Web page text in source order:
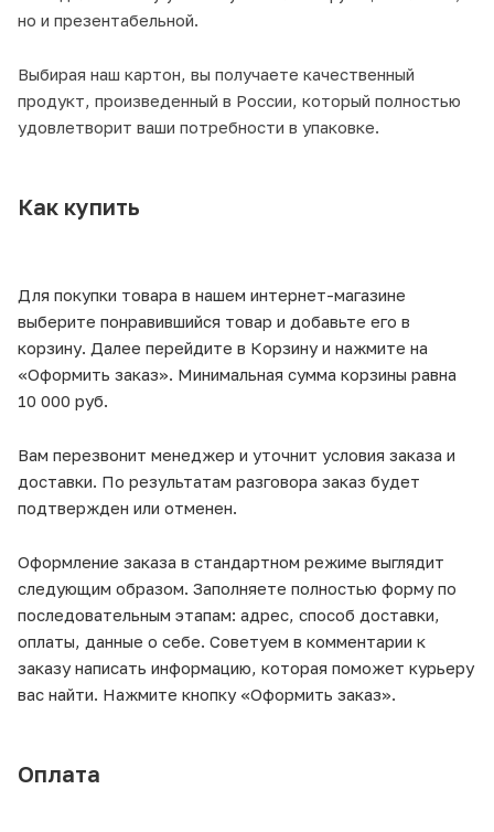
но и презентабельной.
Выбирая наш картон, вы получаете качественный
продукт, произведенный в России, который полностью
удовлетворит ваши потребности в упаковке.
Как купить
Для покупки товара в нашем интернет-магазине
выберите понравившийся товар и добавьте его в
корзину. Далее перейдите в Корзину и нажмите на
«Оформить заказ». Минимальная сумма корзины равна
10 000 руб.
Вам перезвонит менеджер и уточнит условия заказа и
доставки. По результатам разговора заказ будет
подтвержден или отменен.
Оформление заказа в стандартном режиме выглядит
следующим образом. Заполняете полностью форму по
последовательным этапам: адрес, способ доставки,
оплаты, данные о себе. Советуем в комментарии к
заказу написать информацию, которая поможет курьеру
вас найти. Нажмите кнопку «Оформить заказ».
Оплата